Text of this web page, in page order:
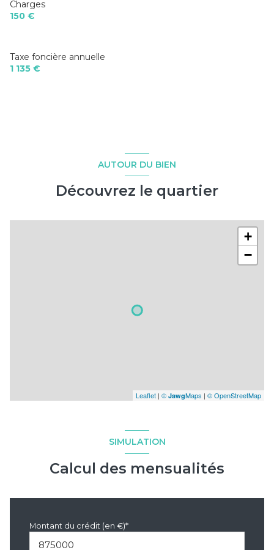
Charges
150 €
Taxe foncière annuelle
1 135 €
AUTOUR DU BIEN
Découvrez le quartier
+
−
Leaflet | © JawgMaps | © OpenStreetMap
SIMULATION
Calcul des mensualités
Montant du crédit (en €)*